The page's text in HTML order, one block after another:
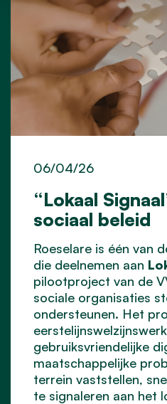
“Lokaal
sociaal beleid
06/04/26
Roeselare is één van
die deelnemen aan
pilootproject van de
sociale organisaties
ondersteunen. Het
gebruiksvriendelijke
maatschappelijke
terrein vaststellen,
te signaleren aan het